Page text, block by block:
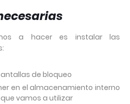
a hacer es instalar las
de bloqueo
en el almacenamiento interno
vamos a utilizar